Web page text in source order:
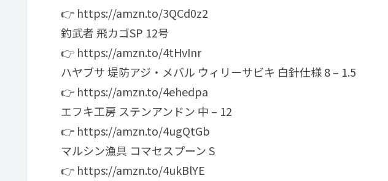
👉 https://amzn.to/3QCd0z2
釣武者 飛カゴSP 12号
👉 https://amzn.to/4tHvInr
ハヤブサ 堤防アジ・メバル ウィリーサビキ 白針仕様 8 – 1.5
👉 https://amzn.to/4ehedpa
エフキ工房 ステンアンドン 中 – 12
👉 https://amzn.to/4ugQtGb
マルシン漁具 コマセスプーン S
👉 https://amzn.to/4ukBlYE